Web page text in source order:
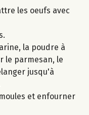
les oeufs avec
la poudre à
le parmesan, le
jusqu'à
et enfourner